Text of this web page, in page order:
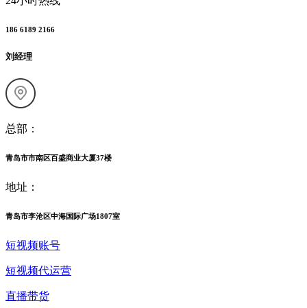
186 6189 2166
刘经理
总部：
青岛市市南区百盛商业大厦37楼
地址：
青岛市李沧区中海国际广场1807室
短视频账号
短视频代运营
直播带货